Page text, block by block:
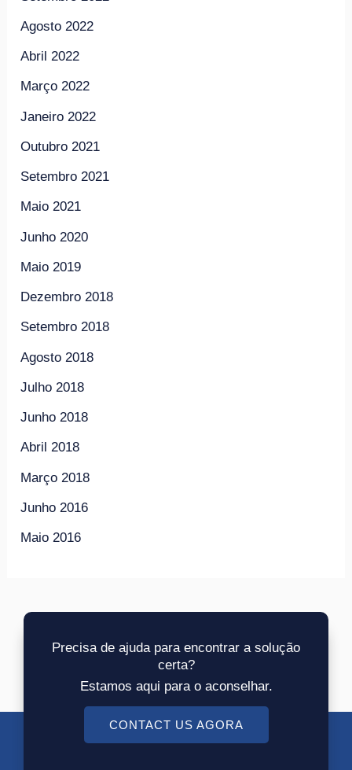
Agosto 2022
Abril 2022
Março 2022
Janeiro 2022
Outubro 2021
Setembro 2021
Maio 2021
Junho 2020
Maio 2019
Dezembro 2018
Setembro 2018
Agosto 2018
Julho 2018
Junho 2018
Abril 2018
Março 2018
Junho 2016
Maio 2016
Precisa de ajuda para encontrar a solução
certa?
Estamos aqui para o aconselhar.
CONTACT US AGORA